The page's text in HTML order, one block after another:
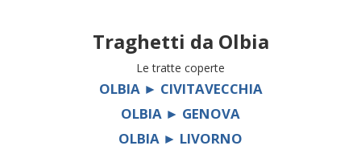
Traghetti da Olbia
Le tratte coperte
OLBIA ► CIVITAVECCHIA
OLBIA ► GENOVA
OLBIA ► LIVORNO